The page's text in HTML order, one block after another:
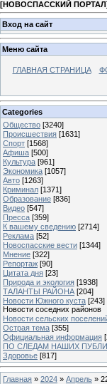
[НОВОСПАССКИЙ ПОРТАЛ
Вход на сайт
Меню сайта
ГЛАВНАЯ СТРАНИЦА
Categories
Общество [3240]
Происшествия [1631]
Спорт [1568]
Афиша [500]
Культура [961]
Экономика [1057]
Авто [1263]
Криминал [1371]
Образование [836]
Видео [547]
Пресса [359]
К вашему сведению [2714]
Реклама [52]
Новоспасские вести [1344]
Мнение [322]
Репортаж [90]
Цитата дня [23]
Природа и экология [1938]
ТАЛАНТЫ РАЙОНА [204]
Новости Южного куста [243]
Новости соседних районов
Новости сельских
Острая тема [355]
Официальная информация
ПО СЛЕДАМ НАШИХ
Здоровье [817]
Главная » 2024 » Апрель »